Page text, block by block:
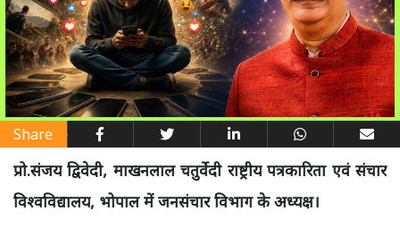
Share
प्रो.संजय द्विवेदी, माखनलाल चतुर्वेदी राष्ट्रीय पत्रकारिता एवं संचार
विश्वविद्यालय, भोपाल में जनसंचार विभाग के अध्यक्ष।